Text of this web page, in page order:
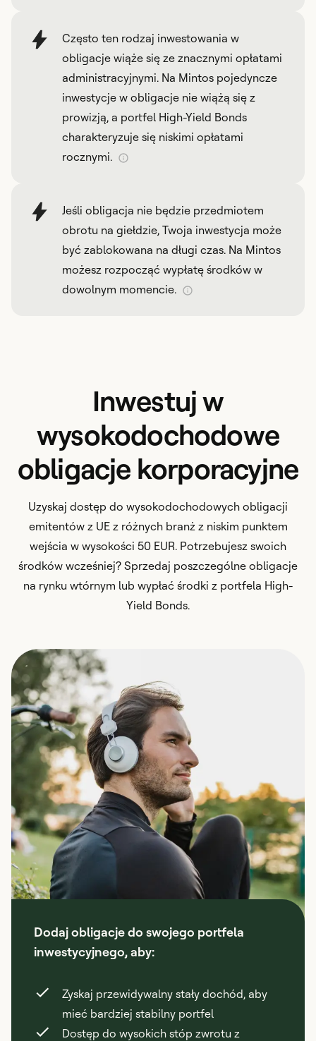
Często ten rodzaj inwestowania w
obligacje wiąże się ze znacznymi opłatami
administracyjnymi. Na Mintos pojedyncze
inwestycje w obligacje nie wiążą się z
prowizją, a portfel High-Yield Bonds
charakteryzuje się niskimi opłatami
rocznymi.
Jeśli obligacja nie będzie przedmiotem
obrotu na giełdzie, Twoja inwestycja może
być zablokowana na długi czas. Na Mintos
możesz rozpocząć wypłatę środków w
dowolnym momencie.
Inwestuj w
wysokodochodowe
obligacje korporacyjne
Uzyskaj dostęp do wysokodochodowych obligacji
emitentów z UE z różnych branż z niskim punktem
wejścia w wysokości 50 EUR. Potrzebujesz swoich
środków wcześniej? Sprzedaj poszczególne obligacje
na rynku wtórnym lub wypłać środki z portfela High-
Yield Bonds.
Dodaj obligacje do swojego portfela
inwestycyjnego, aby:
Zyskaj przewidywalny stały dochód, aby
mieć bardziej stabilny portfel
Dostęp do wysokich stóp zwrotu z